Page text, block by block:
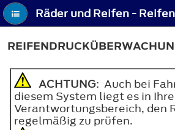
ACHTUNG: Auch bei
diesem System liegt es in
Verantwortungsbereich, den
regelmäßig zu prüfen.